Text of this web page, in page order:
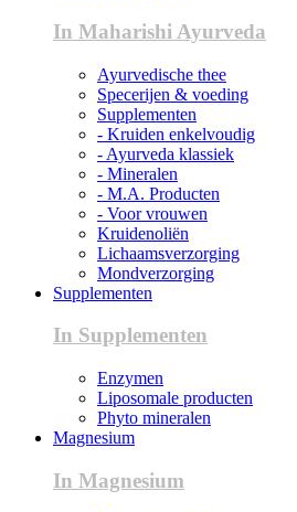
In Maharishi Ayurveda
Ayurvedische thee
Specerijen & voeding
Supplementen
- Kruiden enkelvoudig
- Ayurveda klassiek
- Mineralen
- M.A. Producten
- Voor vrouwen
Kruidenoliën
Lichaamsverzorging
Mondverzorging
Supplementen
In Supplementen
Enzymen
Liposomale producten
Phyto mineralen
Magnesium
In Magnesium